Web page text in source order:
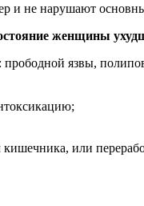
и не нарушают
женщины
язвы,
или